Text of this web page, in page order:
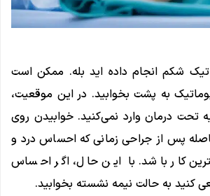
شکم انجام داده اید بله. ممکن است
به پشت بخوابید. در این موقعیت،
تحت درمان وارد نمی‌کنید. خوابیدن روی
پس از جراحی زمانی که احساس درد و
کار باشد. با این حال، اگر احساس
کنید به حالت نیمه نشسته بخوابید.